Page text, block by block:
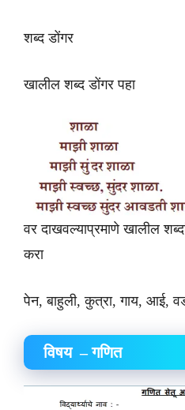
शब्द डोंगर
खालील शब्द डोंगर पहा
वर दाखवल्याप्रमाणे खालील
करा
पेन, बाहुली, कुत्रा, गाय, आई,
विषय – गणित